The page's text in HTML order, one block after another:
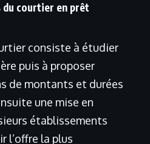
du courtier en prêt
consiste à étudier
puis à proposer
de montants et durées
une mise en
établissements
l’offre la plus